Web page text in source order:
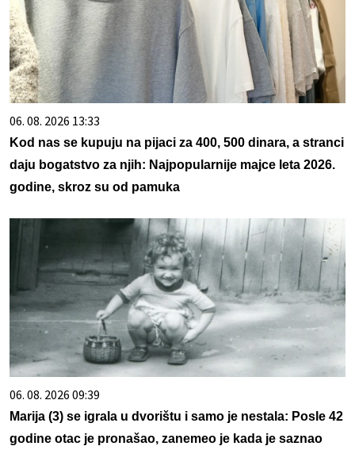
06. 08. 2026 13:33
Kod nas se kupuju na pijaci za 400, 500 dinara, a stranci
daju bogatstvo za njih: Najpopularnije majce leta 2026.
godine, skroz su od pamuka
06. 08. 2026 09:39
Marija (3) se igrala u dvorištu i samo je nestala: Posle 42
godine otac je pronašao, zanemeo je kada je saznao